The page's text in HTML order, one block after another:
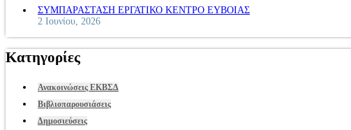
ΣΥΜΠΑΡΑΣΤΑΣΗ ΕΡΓΑΤΙΚΟ ΚΕΝΤΡΟ ΕΥΒΟΙΑΣ
2 Ιουνίου, 2026
Κατηγορίες
Ανακοινώσεις ΕΚΒΣΔ
Βιβλιοπαρουσιάσεις
Δημοσιεύσεις